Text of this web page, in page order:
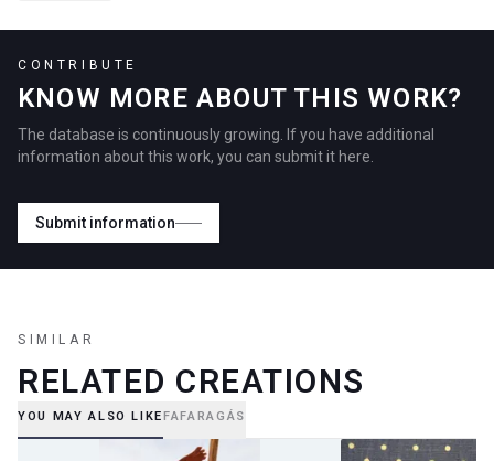
CONTRIBUTE
KNOW MORE ABOUT THIS WORK?
The database is continuously growing. If you have additional
information about this work, you can submit it here.
Submit information
SIMILAR
RELATED CREATIONS
YOU MAY ALSO LIKEFAFARAGÁS